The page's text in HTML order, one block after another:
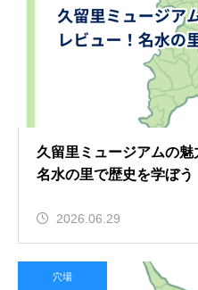
久留里ミュージアムの魅
名水の里で歴史を学ぼう
2026.06.29
穴場